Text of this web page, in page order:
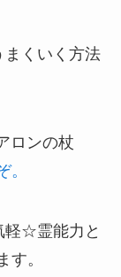
くいく方法
ロンの杖
。
軽☆霊能力と
す。